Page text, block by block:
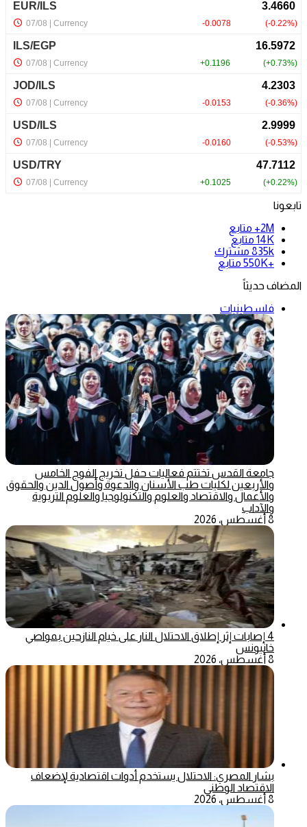
تابعونا
2M+
متابع
14K متابع
835k مشترك
+550K
متابع
المضاف حديثاً
فلسطينيات
جامعة القدس تختتم فعاليات حفل تخريج الفوج الخامس
والأربعين لكليات طب الأسنان والدعوة وأصول الدين والحقوق
والأعمال والاقتصاد والعلوم والتكنولوجيا والعلوم التربوية
والآداب
8 أغسطس، 2026
4 إصابات إثر إطلاق الاحتلال النار على خيام النازحين بمواصي
خانيونس
8 أغسطس، 2026
بشار المصري: الاحتلال يستخدم أدوات اقتصادية لإضعاف
الاقتصاد الوطني
8 أغسطس، 2026